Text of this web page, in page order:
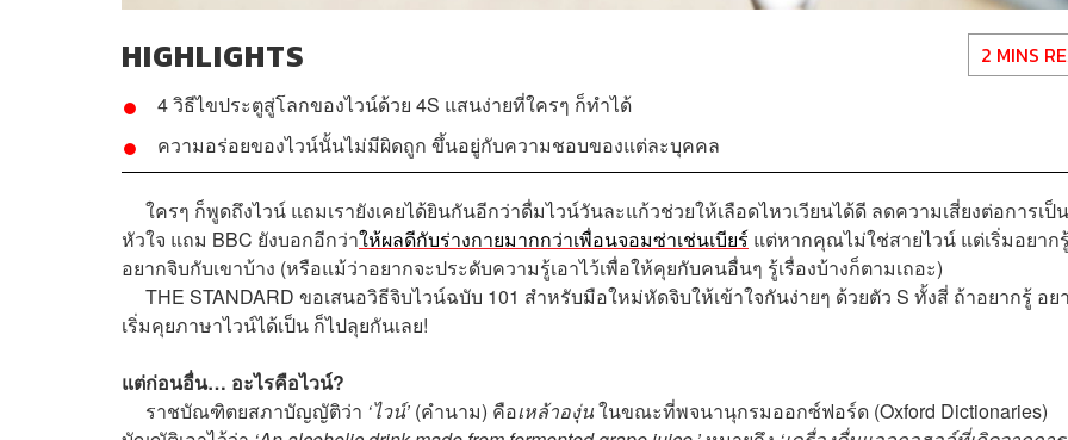
HIGHLIGHTS 2 MINS
4 วิธีไขประตูสู่โลกของไวน์ด้วย 4S แสนง่ายที่ใครๆ ก็ทำได้
ความอร่อยของไวน์นั้นไม่มีผิดถูก ขึ้นอยู่กับความชอบของแต่ละบุคคล
ใครๆ ก็พูดถึงไวน์ แถมเรายังเคยได้ยินกันอีกว่าดื่มไวน์วันละแก้วช่วยให้เลือดไหวเวียนได้ดี ลดความเสี่ยงต่อการเป็
หัวใจ แถม BBC ยังบอกอีกว่าให้ผลดีกับร่างกายมากกว่าเพื่อนจอมซ่าเช่นเบียร์ แต่หากคุณไม่ใช่สายไวน์ แต่เริ่มอยาก
อยากจิบกับเขาบ้าง (หรือแม้ว่าอยากจะประดับความรู้เอาไว้เพื่อให้คุยกับคนอื่นๆ รู้เรื่องบ้างก็ตามเถอะ)
THE STANDARD ขอเสนอวิธีจิบไวน์ฉบับ 101 สำหรับมือใหม่หัดจิบให้เข้าใจกันง่ายๆ ด้วยตัว S ทั้งสี่ ถ้าอยากรู้ อย
เริ่มคุยภาษาไวน์ได้เป็น ก็ไปลุยกันเลย!
แต่ก่อนอื่น… อะไรคือไวน์?
ราชบัณฑิตยสภาบัญญัติว่า ‘ไวน์’ (คำนาม) คือเหล้าองุ่นในขณะที่พจนานุกรมออกซ์ฟอร์ด (Oxford Dictionaries)